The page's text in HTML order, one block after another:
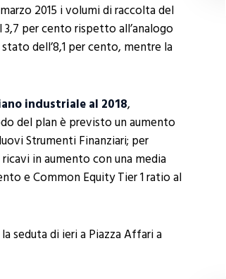
2015 i volumi di raccolta del
per cento rispetto all’analogo
dell’8,1 per cento, mentre la
industriale al 2018,
del plan è previsto un aumento
Strumenti Finanziari; per
in aumento con una media
e Common Equity Tier 1 ratio al
seduta di ieri a Piazza Affari a